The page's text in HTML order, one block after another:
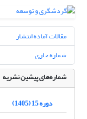
مقالات آماده انتشار
شماره جاری
شماره‌های پیشین نشریه
دوره 15 (1405)